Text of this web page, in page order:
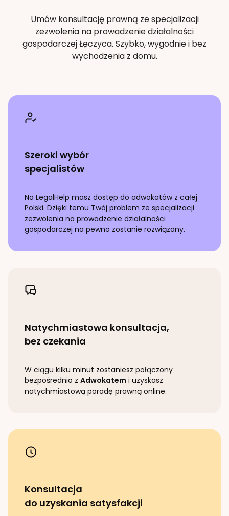
Umów konsultację prawną ze specjalizacji
zezwolenia na prowadzenie działalności
gospodarczejŁęczyca. Szybko, wygodnie i bez
wychodzenia z domu.
Szeroki wybór
specjalistów
Na LegalHelp masz dostęp do adwokatów z całej
Polski. Dzięki temu Twój problem ze specjalizacji
zezwolenia na prowadzenie działalności
gospodarczej na pewno zostanie rozwiązany.
Natychmiastowa konsultacja,
bez czekania
W ciągu kilku minut zostaniesz połączony
bezpośrednio z Adwokatem i uzyskasz
natychmiastową poradę prawną online.
Konsultacja
do uzyskania satysfakcji